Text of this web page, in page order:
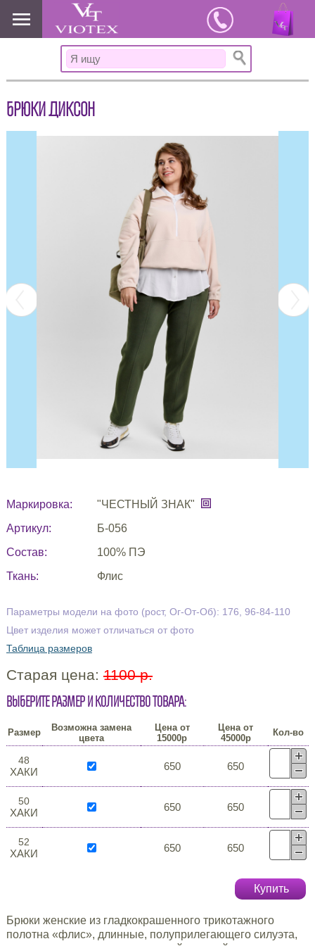
www.viotex37.ru
БРЮКИ ДИКСОН
Маркировка:
"ЧЕСТНЫЙ ЗНАК"
Артикул:
Б-056
Состав:
100% ПЭ
Ткань:
Флис
Параметры модели на фото (рост, Ог-От-Об): 176, 96-84-110
Цвет изделия может отличаться от фото
Таблица размеров
Старая цена: 1100 р.
Выберите размер и количество товара:
Размер
Возможна замена
цвета
Цена от
15000р
Цена от
45000р
Кол-во
48
ХАКИ 650 650
50
ХАКИ 650 650
52
ХАКИ 650 650
Купить
Брюки женские из гладкокрашенного трикотажного
полотна «флис», длинные, полуприлегающего силуэта,